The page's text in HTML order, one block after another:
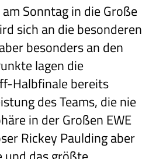
Sonntag in die Große
sich an die besonderen
besonders an den
lagen die
Halbfinale bereits
des Teams, die nie
in der Großen EWE
Rickey Paulding aber